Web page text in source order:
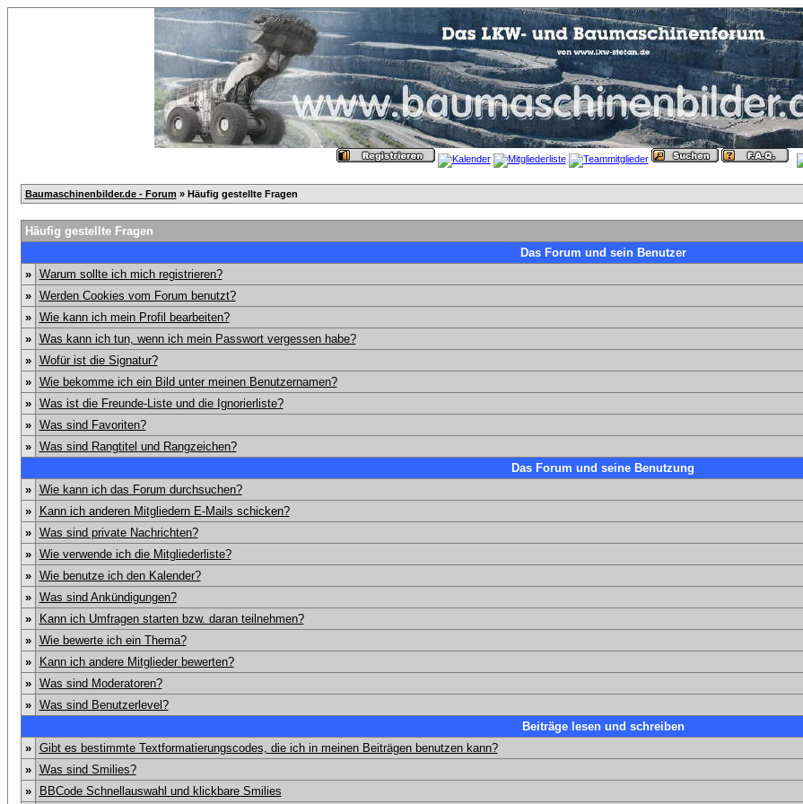
Baumaschinenbilder.de - Forum » Häufig gestellte Fragen
Häufig gestellte Fragen
Das Forum und sein Benutzer
»
Warum sollte ich mich registrieren?
»
Werden Cookies vom Forum benutzt?
»
Wie kann ich mein Profil bearbeiten?
»
Was kann ich tun, wenn ich mein Passwort vergessen habe?
»
Wofür ist die Signatur?
»
Wie bekomme ich ein Bild unter meinen Benutzernamen?
»
Was ist die Freunde-Liste und die Ignorierliste?
»
Was sind Favoriten?
»
Was sind Rangtitel und Rangzeichen?
Das Forum und seine Benutzung
»
Wie kann ich das Forum durchsuchen?
»
Kann ich anderen Mitgliedern E-Mails schicken?
»
Was sind private Nachrichten?
»
Wie verwende ich die Mitgliederliste?
»
Wie benutze ich den Kalender?
»
Was sind Ankündigungen?
»
Kann ich Umfragen starten bzw. daran teilnehmen?
»
Wie bewerte ich ein Thema?
»
Kann ich andere Mitglieder bewerten?
»
Was sind Moderatoren?
»
Was sind Benutzerlevel?
Beiträge lesen und schreiben
»
Gibt es bestimmte Textformatierungscodes, die ich in meinen Beiträgen benutzen kann?
»
Was sind Smilies?
»
BBCode Schnellauswahl und klickbare Smilies